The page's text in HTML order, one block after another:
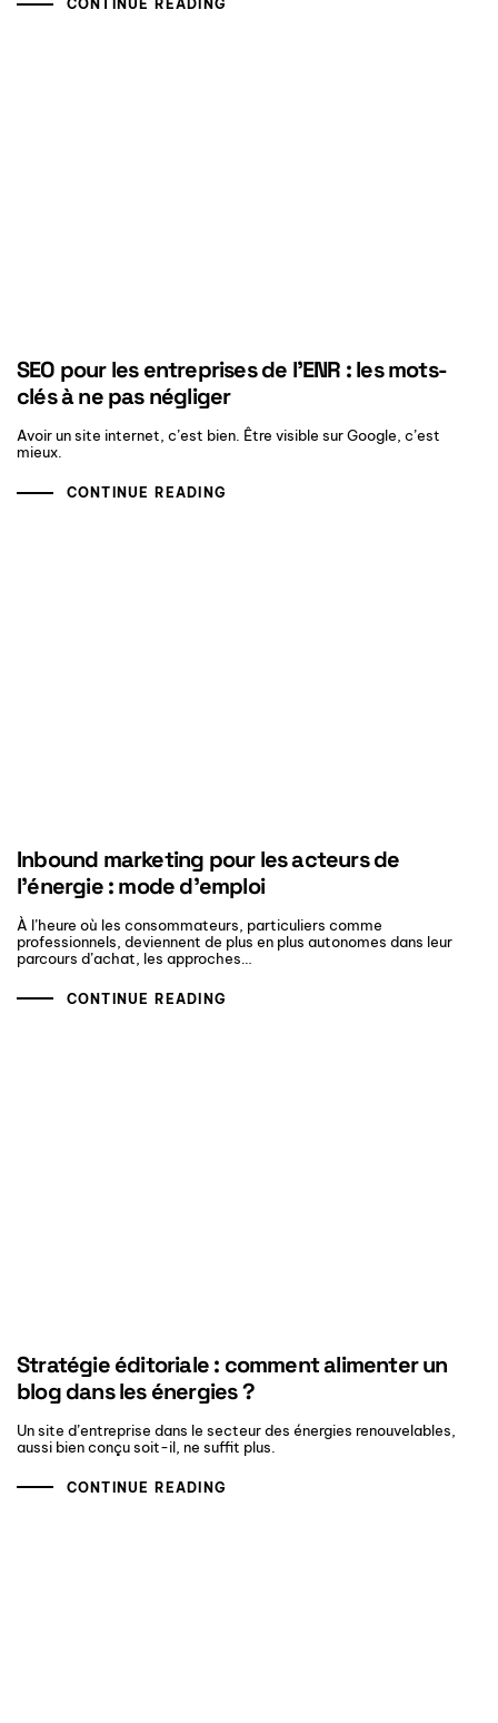
CONTINUE READING
SEO pour les entreprises de l’ENR : les mots-
clés à ne pas négliger
Avoir un site internet, c’est bien. Être visible sur Google, c’est
mieux.
CONTINUE READING
Inbound marketing pour les acteurs de
l’énergie : mode d’emploi
À l’heure où les consommateurs, particuliers comme
professionnels, deviennent de plus en plus autonomes dans leur
parcours d’achat, les approches…
CONTINUE READING
Stratégie éditoriale : comment alimenter un
blog dans les énergies ?
Un site d’entreprise dans le secteur des énergies renouvelables,
aussi bien conçu soit-il, ne suffit plus.
CONTINUE READING